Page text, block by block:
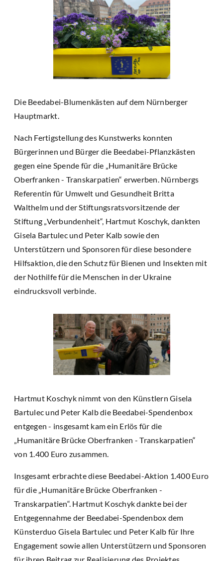
Die Beedabei-Blumenkästen auf dem Nürnberger
Hauptmarkt.
Nach Fertigstellung des Kunstwerks konnten
Bürgerinnen und Bürger die Beedabei-Pflanzkästen
gegen eine Spende für die „Humanitäre Brücke
Oberfranken - Transkarpatien“ erwerben. Nürnbergs
Referentin für Umwelt und Gesundheit Britta
Walthelm und der Stiftungsratsvorsitzende der
Stiftung „Verbundenheit“, Hartmut Koschyk, dankten
Gisela Bartulec und Peter Kalb sowie den
Unterstützern und Sponsoren für diese besondere
Hilfsaktion, die den Schutz für Bienen und Insekten mit
der Nothilfe für die Menschen in der Ukraine
eindrucksvoll verbinde.
Hartmut Koschyk nimmt von den Künstlern Gisela
Bartulec und Peter Kalb die Beedabei-Spendenbox
entgegen - insgesamt kam ein Erlös für die
„Humanitäre Brücke Oberfranken - Transkarpatien“
von 1.400 Euro zusammen.
Insgesamt erbrachte diese Beedabei-Aktion 1.400 Euro
für die „Humanitäre Brücke Oberfranken -
Transkarpatien“. Hartmut Koschyk dankte bei der
Entgegennahme der Beedabei-Spendenbox dem
Künsterduo Gisela Bartulec und Peter Kalb für Ihre
Engagement sowie allen Unterstützern und Sponsoren
für ihren Beitrag zur Realisierung des Projektes.